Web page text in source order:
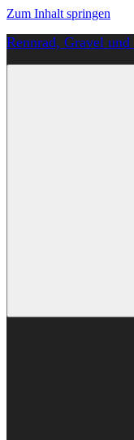
Zum Inhalt springen
Rennrad, Gravel